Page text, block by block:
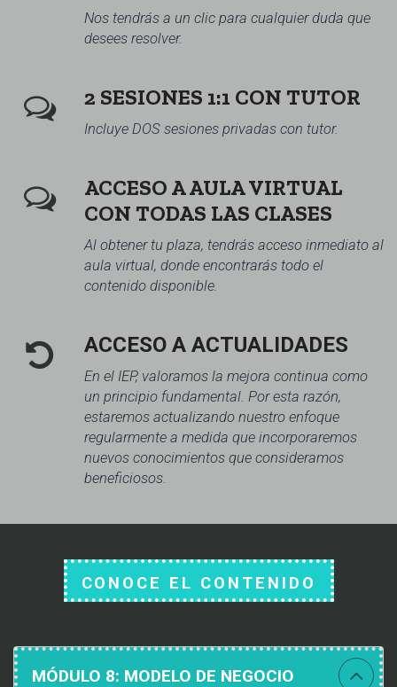
Nos tendrás a un clic para cualquier duda que
desees resolver.
2 SESIONES 1:1 CON TUTOR
Incluye DOS sesiones privadas con tutor.
ACCESO A AULA VIRTUAL
CON TODAS LAS CLASES
Al obtener tu plaza, tendrás acceso inmediato al
aula virtual, donde encontrarás todo el
contenido disponible.
ACCESO A ACTUALIDADES
En el IEP, valoramos la mejora continua como
un principio fundamental. Por esta razón,
estaremos actualizando nuestro enfoque
regularmente a medida que incorporaremos
nuevos conocimientos que consideramos
beneficiosos.
CONOCE EL CONTENIDO
MÓDULO 8: MODELO DE NEGOCIO